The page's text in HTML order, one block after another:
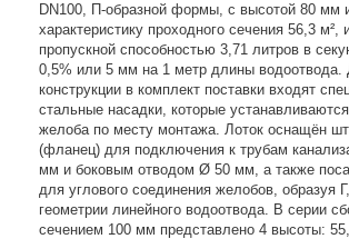
DN100, П-образной формы, с высотой 80 мм
характеристику проходного сечения 56,3 м²,
пропускной способностью 3,71 литров в
0,5% или 5 мм на 1 метр длины водоотвода.
конструкции в комплект поставки входят
стальные насадки, которые
желоба по месту монтажа. Лоток оснащён
(фланец) для подключения к трубам
мм и боковым отводом Ø 50 мм, а также
для углового соединения желобов, образуя
геометрии линейного водоотвода. В серии
сечением 100 мм представлено 4 высоты: